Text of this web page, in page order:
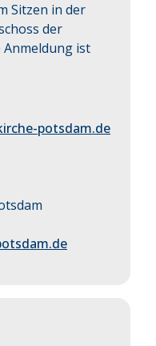
Sitzen in der
der
Anmeldung ist
potsdam.de